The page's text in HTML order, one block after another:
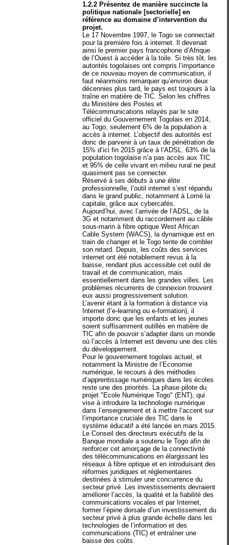
1.2.2 Présentez de manière succincte la
politique nationale [sectorielle] en
référence au domaine d’intervention du
projet.
Le 17 Novembre 1997, le Togo se connectait
pour la première fois à internet. Il devenait
ainsi le premier pays francophone d’Afrique
de l’Ouest à accéder à la toile. Si très tôt, les
autorités togolaises ont compris l’importance
de ce nouveau moyen de communication, il
faut néanmoins remarquer qu’environ deux
décennies plus tard, le pays est toujours à la
traîne en matière de TIC. Selon les chiffres
du Ministère des Postes et
Télécommunications relayés par le site
officiel du Gouvernement Togolais en 2014,
au Togo, seulement 6% de la population a
accès à internet. L’objectif des autorités est
donc de parvenir à un taux de pénétration de
15% d’ici fin 2015 grâce à l’ADSL. 63% de la
population togolaise n’a pas accès aux TIC
et 95% de celle vivant en milieu rural ne peut
quasiment pas se connecter.
Réservé à ses débuts à une élite
professionnelle, l’outil internet s’est répandu
dans le grand public, notamment à Lomé la
capitale, grâce aux cybercafés.
Aujourd’hui, avec l’arrivée de l’ADSL, de la
3G et notamment du raccordement au câble
sous-marin à fibre optique West African
Cable System (WACS), la dynamique est en
train de changer et le Togo tente de combler
son retard. Depuis, les coûts des services
internet ont été notablement revus à la
baisse, rendant plus accessible cet outil de
travail et de communication, mais
essentiellement dans les grandes villes. Les
problèmes récurrents de connexion trouvent
eux aussi progressivement solution.
L’avenir étant à la formation à distance via
Internet (l’e-learning ou e-formation), il
importe donc que les enfants et les jeunes
soient suffisamment outillés en matière de
TIC afin de pouvoir s’adapter dans un monde
où l’accès à Internet est devenu une des clés
du développement.
Pour le gouvernement togolais actuel, et
notamment la Ministre de l’Economie
numérique, le recours à des méthodes
d’apprentissage numériques dans les écoles
reste une des priorités. La phase pilote du
projet "Ecole Numérique Togo" (ENT), qui
vise à introduire la technologie numérique
dans l’enseignement et à mettre l’accent sur
l’importance cruciale des TIC dans le
système éducatif a été lancée en mars 2015.
Le Conseil des directeurs exécutifs de la
Banque mondiale a soutenu le Togo afin de
renforcer cet amorçage de la connectivité
des télécommunications en élargissant les
réseaux à fibre optique et en introduisant des
réformes juridiques et réglementaires
destinées à stimuler une concurrence du
secteur privé. Les investissements devraient
améliorer l’accès, la qualité et la fiabilité des
communications vocales et par Internet,
former l’épine dorsale d’un investissement du
secteur privé à plus grande échelle dans les
technologies de l’information et des
communications (TIC) et entraîner une
baisse des coûts.